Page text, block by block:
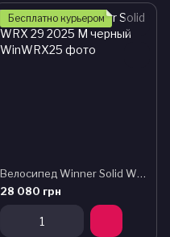
Бесплатно курьером
Велосипед Winner Solid WRX 29 2025 M черный
28 080 грн